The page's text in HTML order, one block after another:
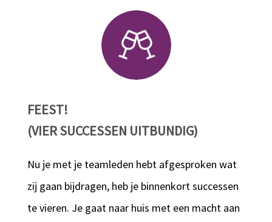
FEEST!
(VIER SUCCESSEN UITBUNDIG)
Nu je met je teamleden hebt afgesproken wat
zij gaan bijdragen, heb je binnenkort successen
te vieren. Je gaat naar huis met een macht aan